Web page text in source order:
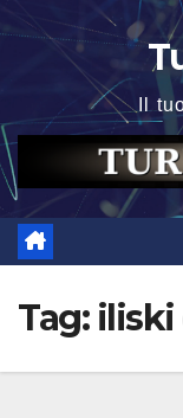
Il
Tag: